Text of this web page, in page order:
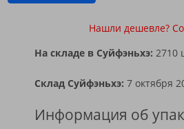
Нашли дешевле?
На складе в Суйфэньхэ: 2710
Склад Суйфэньхэ: 7 октября
Информация об